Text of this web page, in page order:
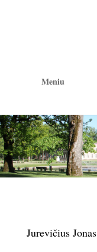
Meniu
Jurevičius Jonas